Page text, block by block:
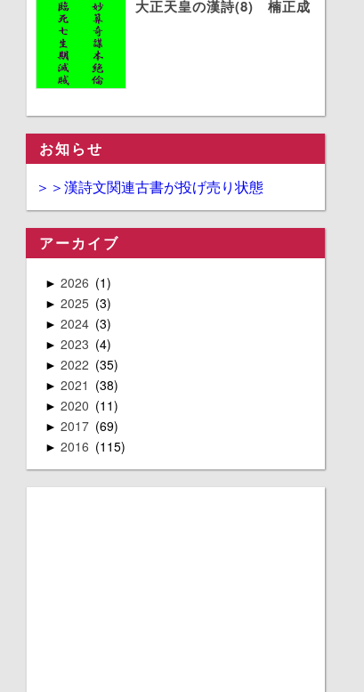
大正天皇の漢詩(8) 楠正成
お知らせ
＞＞漢詩文関連古書が投げ売り状態
アーカイブ
►2026 1
►2025 3
►2024 3
►2023 4
►2022 35
►2021 38
►2020 11
►2017 69
►2016 115